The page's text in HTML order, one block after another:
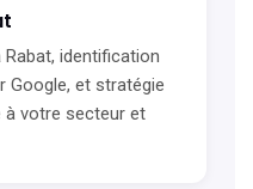
identification
Google, et stratégie
à votre secteur et